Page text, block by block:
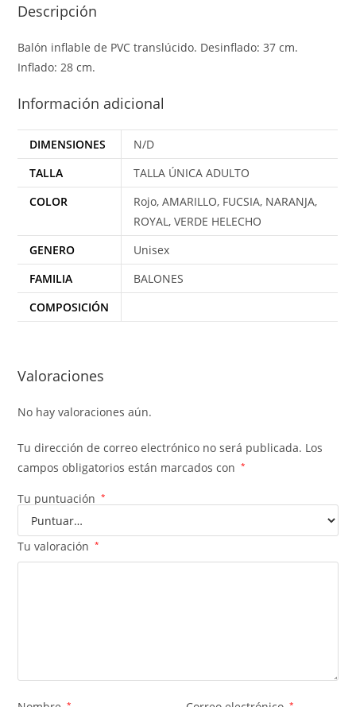
Descripción
Balón inflable de PVC translúcido. Desinflado: 37 cm.
Inflado: 28 cm.
Información adicional
DIMENSIONES
N/D
TALLA
TALLA ÚNICA ADULTO
COLOR
Rojo, AMARILLO, FUCSIA, NARANJA,
ROYAL, VERDE HELECHO
GENERO
Unisex
FAMILIA
BALONES
COMPOSICIÓN
Valoraciones
No hay valoraciones aún.
Tu dirección de correo electrónico no será publicada. Los
campos obligatorios están marcados con
*
Tu puntuación *
Tu valoración *
* *